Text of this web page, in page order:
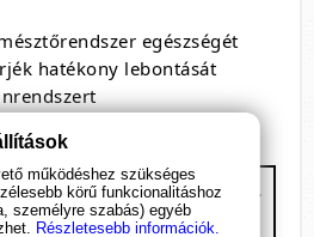
egészségét
hatékony lebontását
koncentrátum nonival -
működéshez szükséges
körű funkcionalitáshoz
személyre szabás) egyéb
Részletesebb információk.